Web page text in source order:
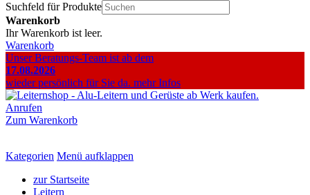
Suchfeld für Produkte
Warenkorb
Ihr Warenkorb ist leer.
Warenkorb
Unser Beratungs-Team ist ab dem
17.08.2026
wieder persönlich für Sie da. mehr Infos
Anrufen
Zum Warenkorb
Kategorien Menü aufklappen
zur Startseite
Leitern